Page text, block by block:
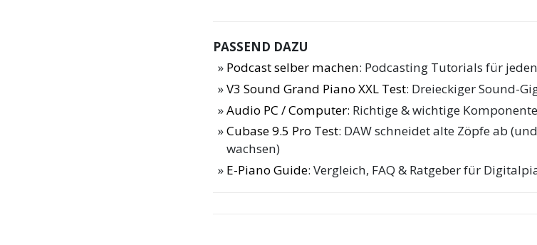
PASSEND DAZU
Podcast selber machen: Podcasting Tutorials für
V3 Sound Grand Piano XXL Test: Dreieckiger Sound-
Audio PC / Computer: Richtige & wichtige
Cubase 9.5 Pro Test: DAW schneidet alte Zöpfe ab
wachsen)
E-Piano Guide: Vergleich, FAQ & Ratgeber für